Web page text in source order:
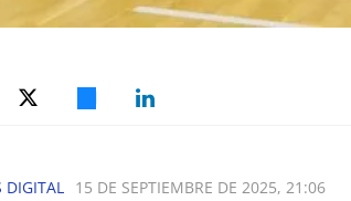
DIGITAL 15 DE SEPTIEMBRE DE 2025, 21:06